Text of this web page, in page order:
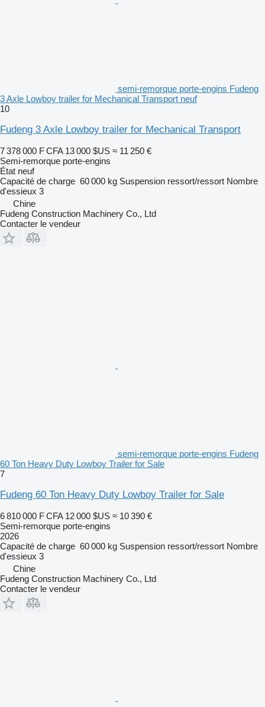
semi-remorque porte-engins Fudeng
3 Axle Lowboy trailer for Mechanical Transport neuf
10
Fudeng 3 Axle Lowboy trailer for Mechanical Transport
7 378 000 F CFA 13 000 $US ≈ 11 250 €
Semi-remorque porte-engins
État neuf
Capacité de charge 60 000 kg Suspension ressort/ressort Nombre
d'essieux 3
Chine
Fudeng Construction Machinery Co., Ltd
Contacter le vendeur
semi-remorque porte-engins Fudeng
60 Ton Heavy Duty Lowboy Trailer for Sale
7
Fudeng 60 Ton Heavy Duty Lowboy Trailer for Sale
6 810 000 F CFA 12 000 $US ≈ 10 390 €
Semi-remorque porte-engins
2026
Capacité de charge 60 000 kg Suspension ressort/ressort Nombre
d'essieux 3
Chine
Fudeng Construction Machinery Co., Ltd
Contacter le vendeur